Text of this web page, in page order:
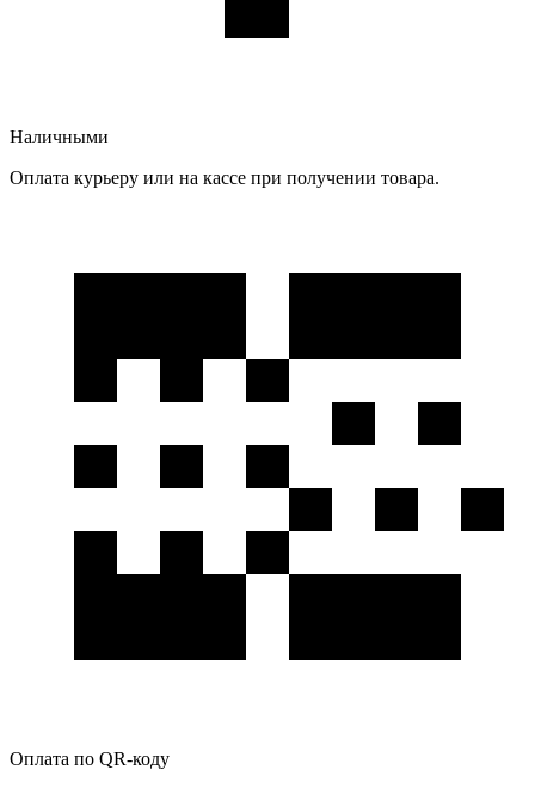
Наличными
Оплата курьеру или на кассе при получении товара.
Оплата по QR-коду